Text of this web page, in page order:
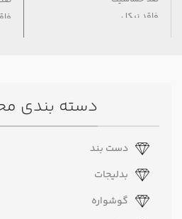
فاقد نیکل
دسته بندی
دست بند
بدلیجات
گوشواره